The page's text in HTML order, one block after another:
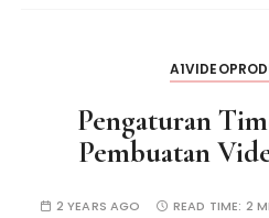
Pengaturan
Pembuatan
2 YEARS AGO READ TIME: 2